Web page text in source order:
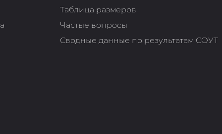
Таблица размеров
Частые вопросы
Сводные данные по результатам СОУТ